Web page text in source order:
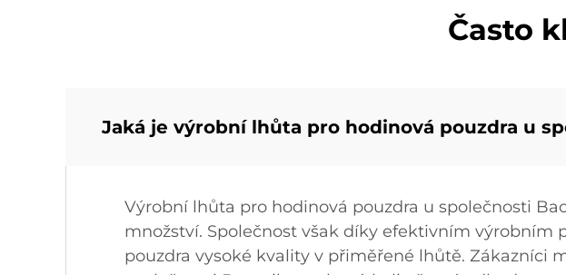
Často
Jaká je výrobní lhůta pro hodinová pouzdra u
Výrobní lhůta pro hodinová pouzdra u společnosti
množství. Společnost však díky efektivním
pouzdra vysoké kvality v přiměřené lhůtě. Zákazníci